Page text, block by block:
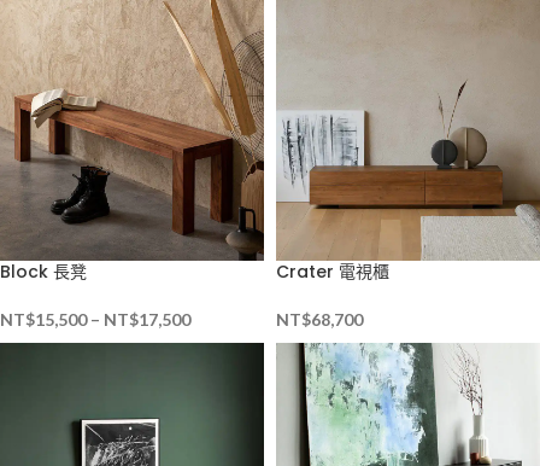
Block 長凳
NT$15,500 – NT$17,500
Crater 電視櫃
NT$68,700